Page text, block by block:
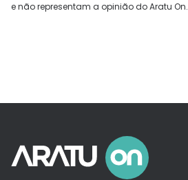
e não representam a opinião do Aratu On.